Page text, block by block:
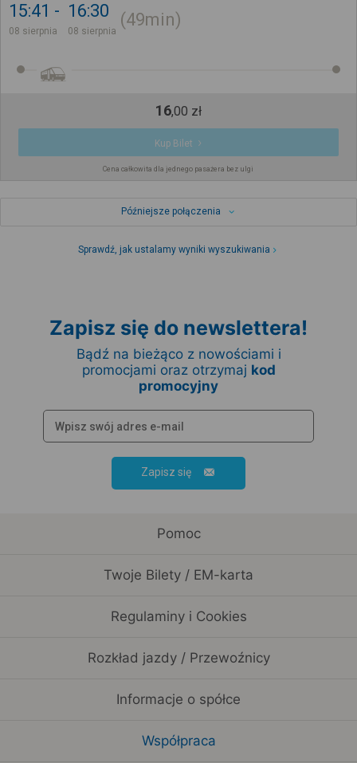
15:41
08 sierpnia
16:30
08 sierpnia
49min
16,00 zł
Kup Bilet
Cena całkowita dla jednego pasażera bez ulgi
Późniejsze połączenia
Sprawdź, jak ustalamy wyniki wyszukiwania
Zapisz się do newslettera!
Bądź na bieżąco z nowościami i
promocjami oraz otrzymaj kod
promocyjny
Zapisz się
Pomoc
Twoje Bilety / EM-karta
Regulaminy i Cookies
Rozkład jazdy / Przewoźnicy
Informacje o spółce
Współpraca